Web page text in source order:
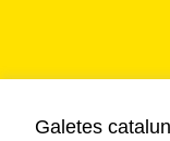
Galetes